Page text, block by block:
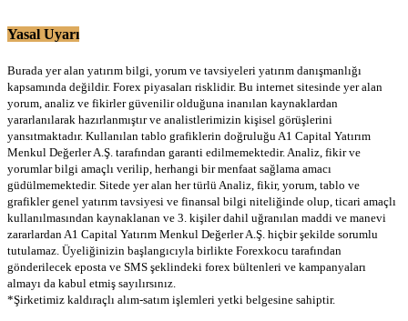
Yasal Uyarı
Burada yer alan yatırım bilgi, yorum ve tavsiyeleri yatırım danışmanlığı
kapsamında değildir. Forex piyasaları risklidir. Bu internet sitesinde yer alan
yorum, analiz ve fikirler güvenilir olduğuna inanılan kaynaklardan
yararlanılarak hazırlanmıştır ve analistlerimizin kişisel görüşlerini
yansıtmaktadır. Kullanılan tablo grafiklerin doğruluğu A1 Capital Yatırım
Menkul Değerler A.Ş. tarafından garanti edilmemektedir. Analiz, fikir ve
yorumlar bilgi amaçlı verilip, herhangi bir menfaat sağlama amacı
güdülmemektedir. Sitede yer alan her türlü Analiz, fikir, yorum, tablo ve
grafikler genel yatırım tavsiyesi ve finansal bilgi niteliğinde olup, ticari amaçlı
kullanılmasından kaynaklanan ve 3. kişiler dahil uğranılan maddi ve manevi
zararlardan A1 Capital Yatırım Menkul Değerler A.Ş. hiçbir şekilde sorumlu
tutulamaz. Üyeliğinizin başlangıcıyla birlikte Forexkocu tarafından
gönderilecek eposta ve SMS şeklindeki forex bültenleri ve kampanyaları
almayı da kabul etmiş sayılırsınız.
*Şirketimiz kaldıraçlı alım-satım işlemleri yetki belgesine sahiptir.